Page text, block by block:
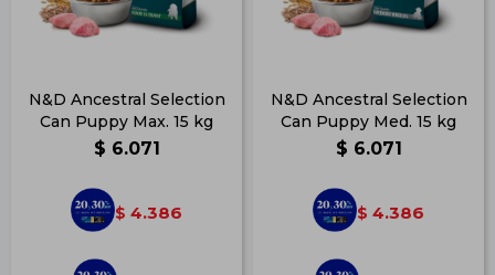
N&D Ancestral Selection
Can Puppy Max. 15 kg
$ 6.071
$ 4.386
N&D Ancestral Selection
Can Puppy Med. 15 kg
$ 6.071
$ 4.386